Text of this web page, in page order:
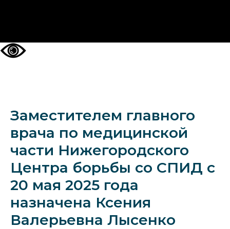
Заместителем главного
врача по медицинской
части Нижегородского
Центра борьбы со СПИД с
20 мая 2025 года
назначена Ксения
Валерьевна Лысенко